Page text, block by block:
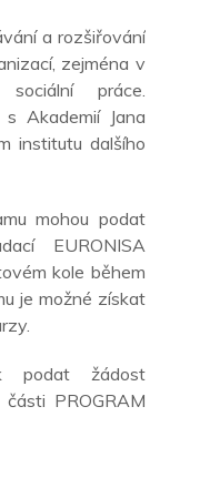
a rozšiřování
zejména v
práce.
s Akademií Jana
institutu dalšího
mohou podat
EURONISA
kole během
je možné získat
podat žádost
části PROGRAM